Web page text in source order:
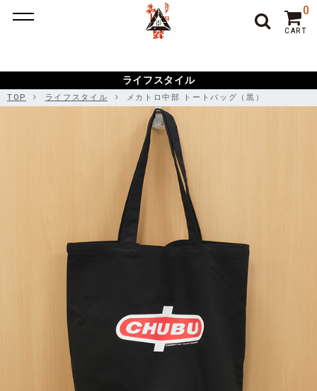
ポーカー アプリ おすすめ
ポー
カーアプリ おすすめ
オンラインポーカー
CART
0
ライフスタイル
TOP ライフスタイル メカトロ中部 トートバッグ（黒）